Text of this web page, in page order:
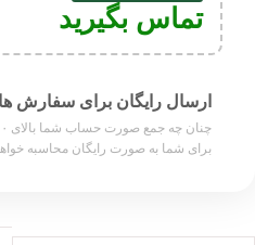
تماس بگیرید
ارسال رایگان برای سفارش های بالای
برای شما به صورت رایگان محاسبه